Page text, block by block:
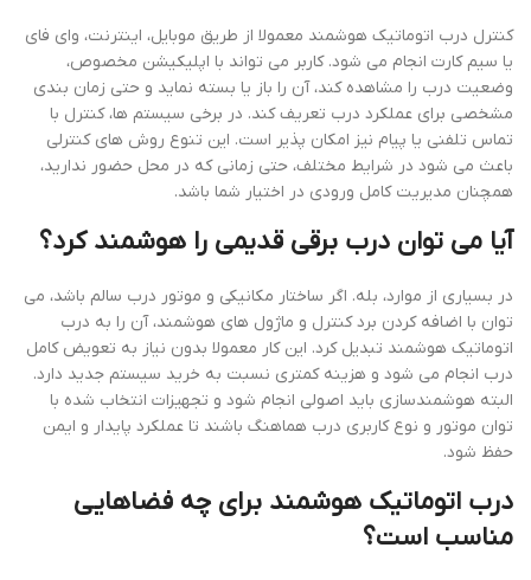
کنترل درب اتوماتیک هوشمند معمولا از طریق موبایل، اینترنت، وای فای
یا سیم کارت انجام می شود. کاربر می تواند با اپلیکیشن مخصوص،
وضعیت درب را مشاهده کند، آن را باز یا بسته نماید و حتی زمان بندی
مشخصی برای عملکرد درب تعریف کند. در برخی سیستم ها، کنترل با
تماس تلفنی یا پیام نیز امکان پذیر است. این تنوع روش های کنترلی
باعث می شود در شرایط مختلف، حتی زمانی که در محل حضور ندارید،
همچنان مدیریت کامل ورودی در اختیار شما باشد.
آیا می توان درب برقی قدیمی را هوشمند کرد؟
در بسیاری از موارد، بله. اگر ساختار مکانیکی و موتور درب سالم باشد، می
توان با اضافه کردن برد کنترل و ماژول های هوشمند، آن را به درب
اتوماتیک هوشمند تبدیل کرد. این کار معمولا بدون نیاز به تعویض کامل
درب انجام می شود و هزینه کمتری نسبت به خرید سیستم جدید دارد.
البته هوشمندسازی باید اصولی انجام شود و تجهیزات انتخاب شده با
توان موتور و نوع کاربری درب هماهنگ باشند تا عملکرد پایدار و ایمن
حفظ شود.
درب اتوماتیک هوشمند برای چه فضاهایی
مناسب است؟